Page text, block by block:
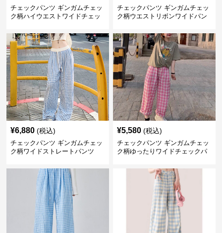
チェックパンツ ギンガムチェッ
ク柄ハイウエストワイドチェッ
チェックパンツ ギンガムチェッ
ク柄ウエストリボンワイドパン
¥6,880 (税込)
チェックパンツ ギンガムチェッ
ク柄ワイドストレートパンツ
¥5,580 (税込)
チェックパンツ ギンガムチェッ
ク柄ゆったりワイドチェックパ